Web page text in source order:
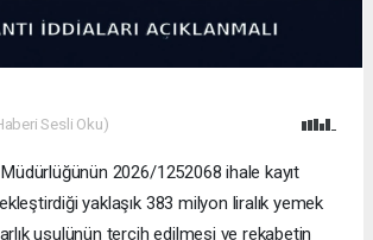
Sesli Oku)
Müdürlüğünün 2026/1252068 ihale kayıt
yaklaşık 383 milyon liralık yemek
usulünün tercih edilmesi ve rekabetin